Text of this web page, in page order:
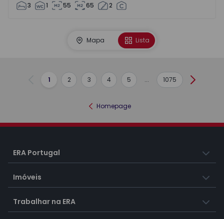
3 1 55 65 2
Mapa Lista
Anterior
1 2 3 4 5 ... 1075
Homepage
ERA Portugal
Imóveis
Trabalhar na ERA